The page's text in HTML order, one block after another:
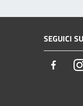
SEGUICI SU